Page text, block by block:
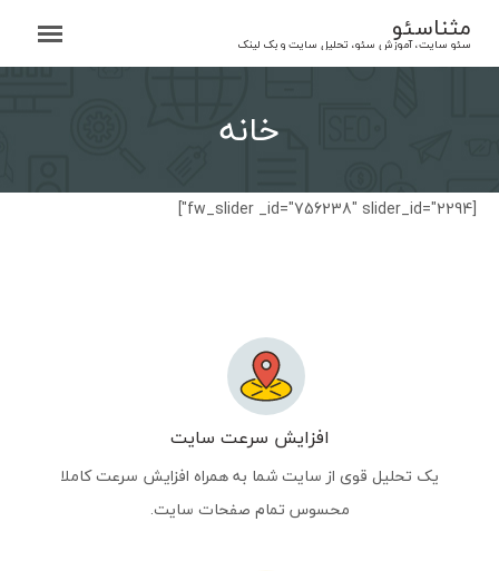
content
مثناسئو
سئو سایت، آموزش سئو، تحلیل سایت و بک لینک
خانه
[fw_slider _id="756238" slider_id="2294"]
افزایش سرعت سایت
یک تحلیل قوی از سایت شما به همراه افزایش سرعت کاملا
محسوس تمام صفحات سایت.